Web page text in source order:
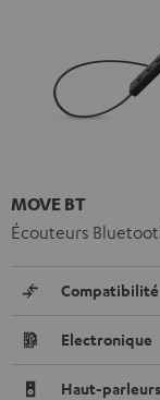
MOVE BT
Écouteurs
Compatibilité
Electronique
Haut-parleurs